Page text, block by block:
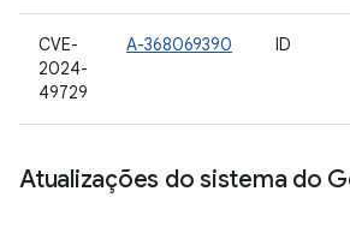
CVE-
2024-
49729
A-368069390 ID
Atualizações do sistema do